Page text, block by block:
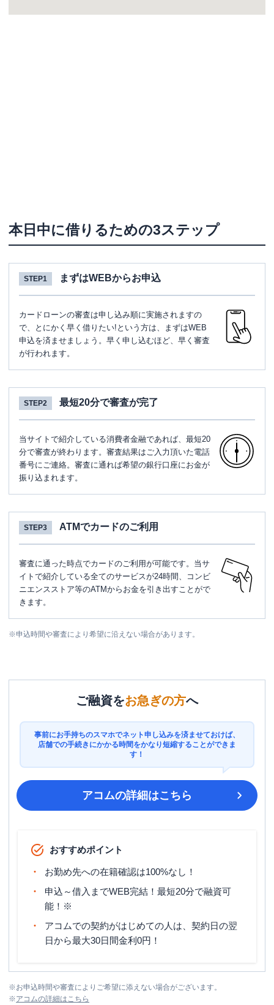
本日中に借りるための3ステップ
STEP1 まずはWEBからお申込
カードローンの審査は申し込み順に実施されますの
で、とにかく早く借りたい!という方は、まずはWEB
申込を済ませましょう。早く申し込むほど、早く審査
が行われます。
STEP2 最短20分で審査が完了
当サイトで紹介している消費者金融であれば、最短20
分で審査が終わります。審査結果はご入力頂いた電話
番号にご連絡。審査に通れば希望の銀行口座にお金が
振り込まれます。
STEP3 ATMでカードのご利用
審査に通った時点でカードのご利用が可能です。当サ
イトで紹介している全てのサービスが24時間、コンビ
ニエンスストア等のATMからお金を引き出すことがで
きます。
※申込時間や審査により希望に沿えない場合があります。
ご融資をお急ぎの方へ
事前にお手持ちのスマホでネット申し込みを済ませておけば、
店舗での手続きにかかる時間をかなり短縮することができま
す！
アコムの詳細はこちら
おすすめポイント
お勤め先への在籍確認は100%なし！
申込～借入までWEB完結！最短20分で融資可
能！※
アコムでの契約がはじめての人は、契約日の翌
日から最大30日間金利0円！
※お申込時間や審査によりご希望に添えない場合がございます。
※アコムの詳細はこちら